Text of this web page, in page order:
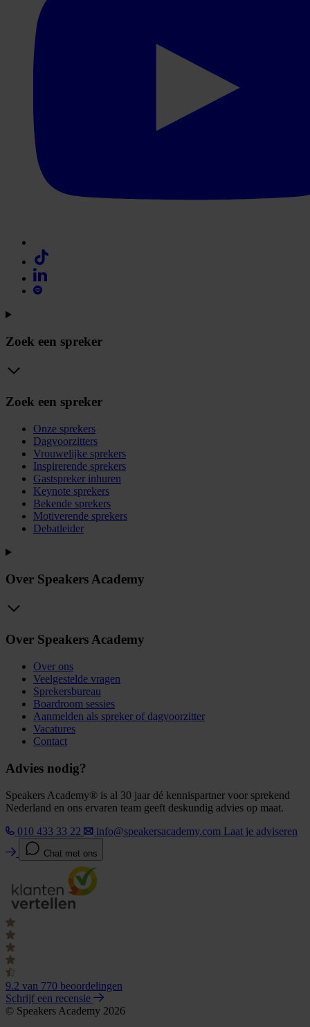
Zoek een spreker
Zoek een spreker
Onze sprekers
Dagvoorzitters
Vrouwelijke sprekers
Inspirerende sprekers
Gastspreker inhuren
Keynote sprekers
Bekende sprekers
Motiverende sprekers
Debatleider
Over Speakers Academy
Over Speakers Academy
Over ons
Veelgestelde vragen
Sprekersbureau
Boardroom sessies
Aanmelden als spreker of dagvoorzitter
Vacatures
Contact
Advies nodig?
Speakers Academy® is al 30 jaar dé kennispartner voor sprekend
Nederland en ons ervaren team geeft deskundig advies op maat.
010 433 33 22
info@speakersacademy.com Laat je adviseren
Chat met ons
9.2 van 770 beoordelingen
Schrijf een recensie
© Speakers Academy 2026